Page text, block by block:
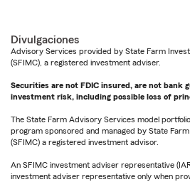
Divulgaciones
Advisory Services provided by State Farm
(SFIMC), a registered investment adviser.
Securities are not FDIC insured, are not bank
investment risk, including possible loss of
The State Farm Advisory Services model
program sponsored and managed by State
(SFIMC) a registered investment advisor.
An SFIMC investment adviser representative
investment adviser representative only when